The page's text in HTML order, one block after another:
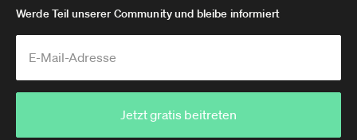
Werde Teil unserer Community und bleibe informiert
Jetzt gratis beitreten